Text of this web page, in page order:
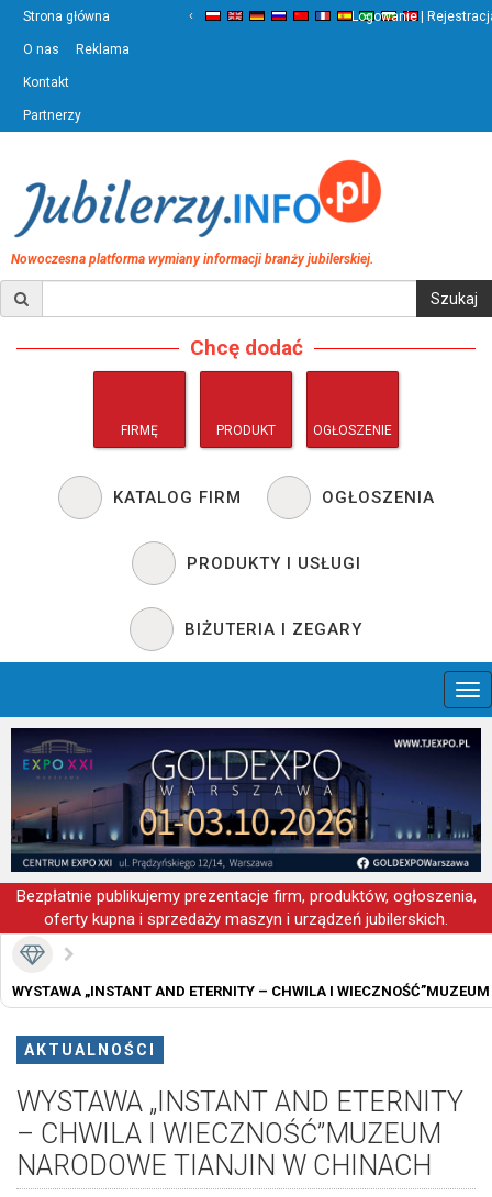
Strona główna
O nas Reklama
Kontakt
Partnerzy
‹ ›
Logowanie |
Nowoczesna platforma wymiany informacji branży jubilerskiej.
Chcę dodać
FIRMĘ PRODUKT OGŁOSZENIE
KATALOG FIRM OGŁOSZENIA
PRODUKTY I USŁUGI
BIŻUTERIA I ZEGARY
Bezpłatnie publikujemy prezentacje firm, produktów, ogłoszenia,
oferty kupna i sprzedaży maszyn i urządzeń jubilerskich.
WYSTAWA „INSTANT AND ETERNITY – CHWILA I
AKTUALNOŚCI
WYSTAWA „INSTANT AND ETERNITY
– CHWILA I WIECZNOŚĆ”MUZEUM
NARODOWE TIANJIN W CHINACH